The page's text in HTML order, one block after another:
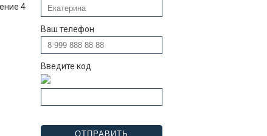
4
Ваш телефон
Введите код